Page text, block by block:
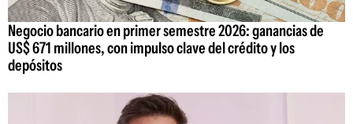
Negocio bancario en primer semestre 2026: ganancias de
US$ 671 millones, con impulso clave del crédito y los
depósitos